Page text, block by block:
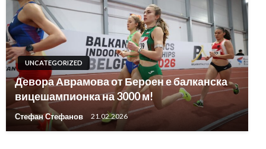
UNCATEGORIZED
Девора Аврамова от Бероен е балканска
вицешампионка на 3000 м!
Стефан Стефанов 21.02.2026